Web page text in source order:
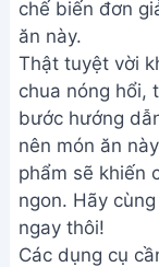
chế biến đơn
ăn này.
Thật tuyệt vời
chua nóng hổi,
bước hướng
nên món ăn
phẩm sẽ khiến
ngon. Hãy
ngay thôi!
Các dụng cụ